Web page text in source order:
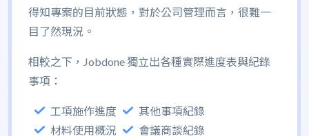
得知專案的目前狀態，對於公司管理而言，很難一
目了然現況。
相較之下，Jobdone 獨立出各種實際進度表與紀錄
事項：
工項施作進度
材料使用概況
其他事項紀錄
會議商談紀錄